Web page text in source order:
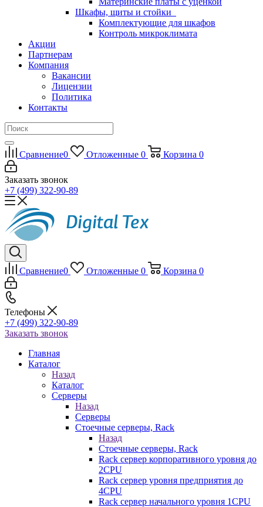
Шкафы, щиты и стойки
Комплектующие для шкафов
Контроль микроклимата
Акции
Партнерам
Компания
Вакансии
Лицензии
Политика
Контакты
Сравнение0 Отложенные 0 Корзина 0
Заказать звонок
+7 (499) 322-90-89
Сравнение0 Отложенные 0 Корзина 0
Телефоны
+7 (499) 322-90-89
Заказать звонок
Главная
Каталог
Назад
Каталог
Серверы
Назад
Серверы
Стоечные серверы, Rack
Назад
Стоечные серверы, Rack
Rack сервер корпоративного уровня до
2CPU
Rack сервер уровня предприятия до
4CPU
Rack сервер начального уровня 1CPU